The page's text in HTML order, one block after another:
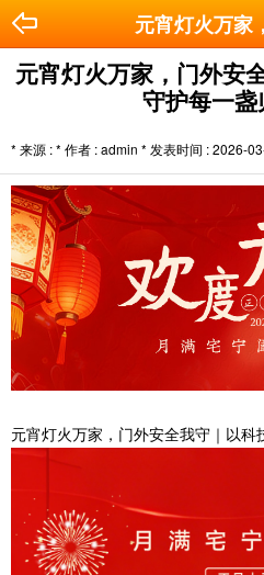
元宵灯火万家
元宵灯火万家，门外安
守护每一
* 来源 : * 作者 : admin * 发表
元宵灯火万家，门外安全我守｜以